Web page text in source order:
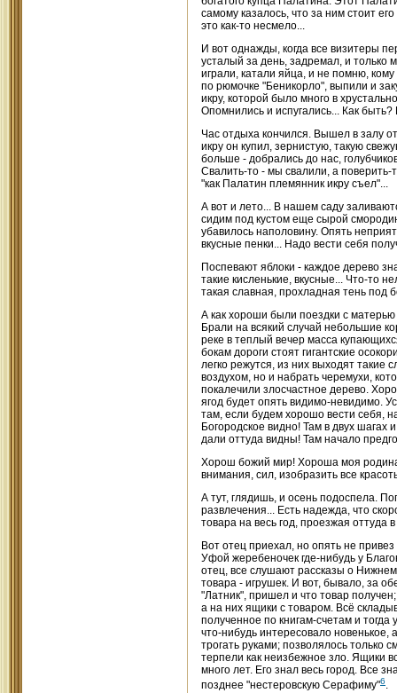
самому казалось, что за ним стоит
это как-то несмело...
И вот однажды, когда все визитеры
усталый за день, задремал, и только
играли, катали яйца, и не помню,
по рюмочке "Беникорло", выпили и
икру, которой было много в
Опомнились и испугались... Как
Час отдыха кончился. Вышел в залу
икру он купил, зернистую, такую
больше - добрались до нас,
Свалить-то - мы свалили, а
"как Палатин племянник икру съел"...
А вот и лето... В нашем саду
сидим под кустом еще сырой
убавилось наполовину. Опять
вкусные пенки... Надо вести себя
Поспевают яблоки - каждое дерево
такие кисленькие, вкусные... Что-то
такая славная, прохладная тень под
А как хороши были поездки с
Брали на всякий случай небольшие
реке в теплый вечер масса
бокам дороги стоят гигантские
легко режутся, из них выходят
воздухом, но и набрать черемухи,
покалечили злосчастное дерево.
ягод будет опять видимо-невидимо.
там, если будем хорошо вести себя,
Богородское видно! Там в двух шагах
дали оттуда видны! Там начало
Хорош божий мир! Хороша моя
внимания, сил, изобразить все
А тут, глядишь, и осень подоспела.
развлечения... Есть надежда, что
товара на весь год, проезжая оттуда
Вот отец приехал, но опять не
Уфой жеребеночек где-нибудь у
отец, все слушают рассказы о
товара - игрушек. И вот, бывало, за
"Латник", пришел и что товар
а на них ящики с товаром. Всё
полученное по книгам-счетам и
что-нибудь интересовало новенькое,
трогать руками; позволялось
терпели как неизбежное зло. Ящики
много лет. Его знал весь город. Все
позднее "нестеровскую Серафиму"6.